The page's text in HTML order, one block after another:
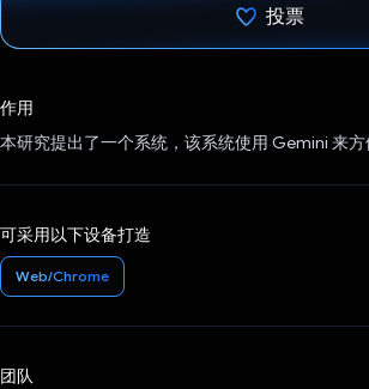
投票
作用
本研究提出了一个系统，该系统使用 Gemini 来
可采用以下设备打造
Web/Chrome
团队